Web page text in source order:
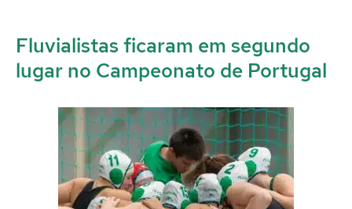
Fluvialistas ficaram em segundo
lugar no Campeonato de Portugal